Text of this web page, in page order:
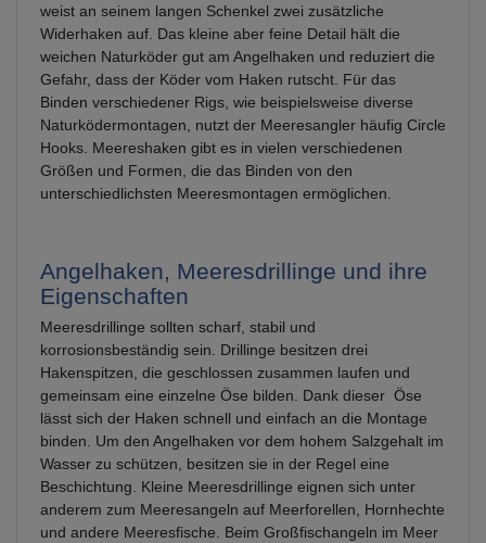
weist an seinem langen Schenkel zwei zusätzliche
Widerhaken auf. Das kleine aber feine Detail hält die
weichen Naturköder gut am Angelhaken und reduziert die
Gefahr, dass der Köder vom Haken rutscht. Für das
Binden verschiedener Rigs, wie beispielsweise diverse
Naturködermontagen, nutzt der Meeresangler häufig Circle
Hooks. Meereshaken gibt es in vielen verschiedenen
Größen und Formen, die das Binden von den
unterschiedlichsten Meeresmontagen ermöglichen.
Angelhaken, Meeresdrillinge und ihre
Eigenschaften
Meeresdrillinge sollten scharf, stabil und
korrosionsbeständig sein. Drillinge besitzen drei
Hakenspitzen, die geschlossen zusammen laufen und
gemeinsam eine einzelne Öse bilden. Dank dieser Öse
lässt sich der Haken schnell und einfach an die Montage
binden. Um den Angelhaken vor dem hohem Salzgehalt im
Wasser zu schützen, besitzen sie in der Regel eine
Beschichtung. Kleine Meeresdrillinge eignen sich unter
anderem zum Meeresangeln auf Meerforellen, Hornhechte
und andere Meeresfische. Beim Großfischangeln im Meer